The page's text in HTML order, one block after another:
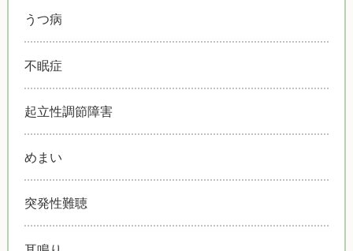
うつ病
不眠症
起立性調節障害
めまい
突発性難聴